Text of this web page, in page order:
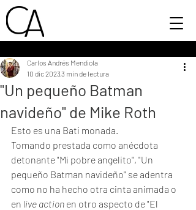
"Un pequeño Batman
navideño" de Mike Roth
Carlos Andrés Mendiola
10 dic 20233 min de lectura
Esto es una Bati monada.
Tomando prestada como anécdota
detonante "Mi pobre angelito", "Un
pequeño Batman navideño" se adentra
como no ha hecho otra cinta animada o
en live action en otro aspecto de "El